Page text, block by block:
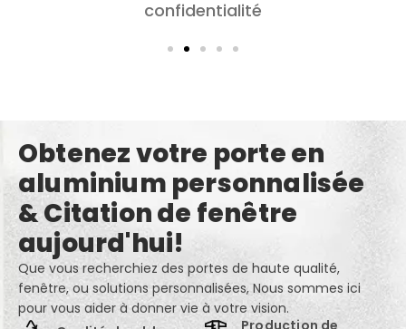
aluminium personnalisée
& Citation de fenêtre
aujourd'hui!
Que vous recherchiez des portes de haute qualité,
fenêtre, ou solutions personnalisées, Nous sommes ici
pour vous aider à donner vie à votre vision.
Qualité durable
Production de
précision